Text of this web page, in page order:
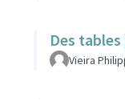
Des
Vieira